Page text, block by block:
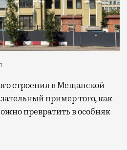
пример того, как
превратить в особняк